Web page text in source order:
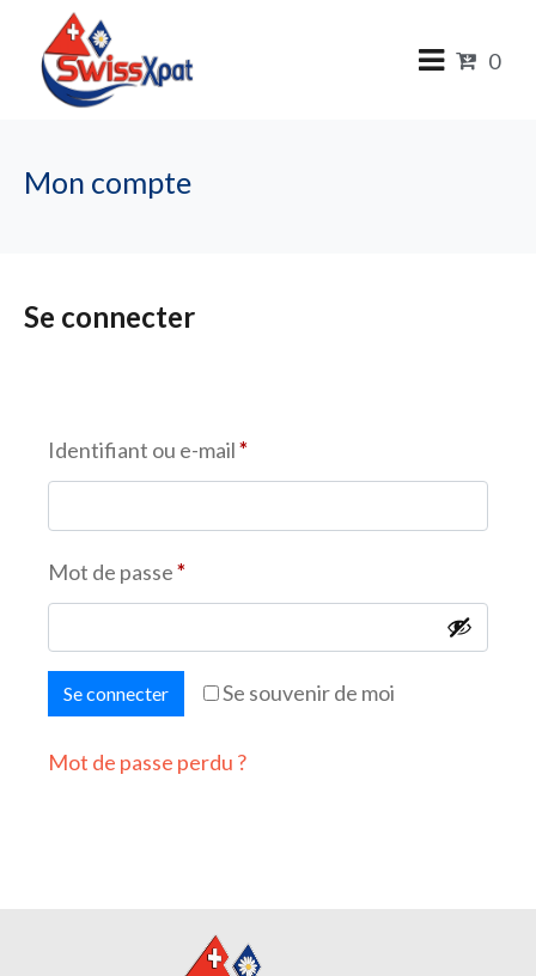
0
Mon compte
Se connecter
Identifiant ou e-mail*
Mot de passe*
Se souvenir de moi
Se connecter
Mot de passe perdu ?